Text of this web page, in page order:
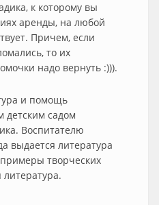
к которому вы
аренды, на любой
Причем, если
то их
надо вернуть :))).
и помощь
детским садом
Воспитателю
выдается литература
творческих
литература.